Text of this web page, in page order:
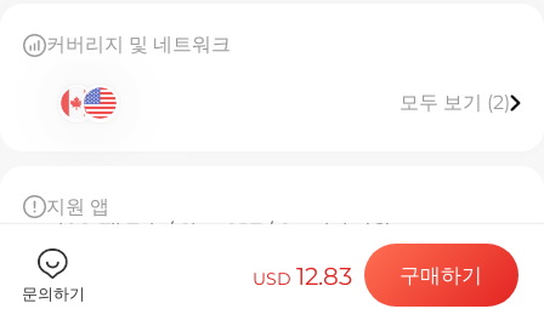
목적지 및 데
데이터 요금
커버리지 및 네트워크
모두 보기 (2)
지원 앱
iOS: TikTok / ChatGPT / Gemini 지원
Andriod: ChatGPT / Gemini 지원
데이터
10GB까지 10Mbps 고속 데이터 제공, 소진 후
문의하기
USD 12.83 구매하기